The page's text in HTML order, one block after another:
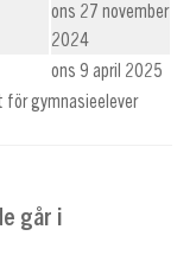
ons 27 november
2024
ons 9 april 2025
för gymnasieelever
går i